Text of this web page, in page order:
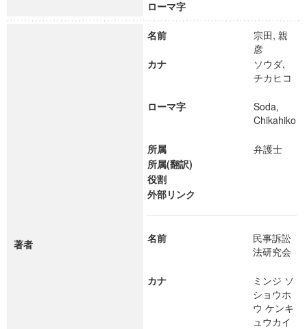
ローマ字
著者
名前
宗田, 親
彦
カナ
ソウダ,
チカヒコ
ローマ字
Soda,
Chikahiko
所属
弁護士
所属(翻訳)
役割
外部リンク
名前
民事訴訟
法研究会
カナ
ミンジ ソ
ショウホ
ウ ケンキ
ュウカイ